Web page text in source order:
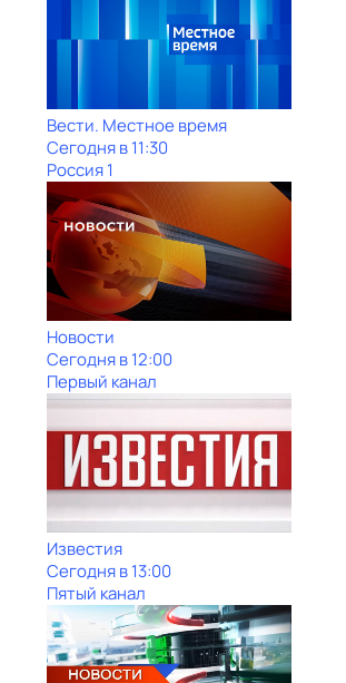
Вести. Местное время
Сегодня в 11:30
Россия 1
Новости
Сегодня в 12:00
Первый канал
Известия
Сегодня в 13:00
Пятый канал